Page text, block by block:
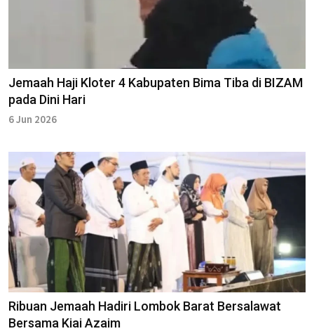
Jemaah Haji Kloter 4 Kabupaten Bima Tiba di BIZAM
pada Dini Hari
6 Jun 2026
Ribuan Jemaah Hadiri Lombok Barat Bersalawat
Bersama Kiai Azaim